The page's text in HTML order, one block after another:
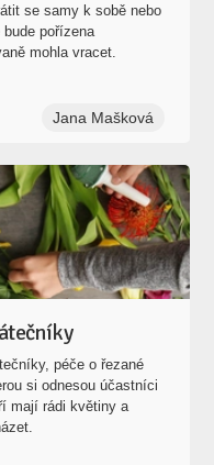
se samy k sobě nebo
pořízena
mohla vracet.
Jana Mašková
péče o řezané
si odnesou účastníci
mají rádi květiny a